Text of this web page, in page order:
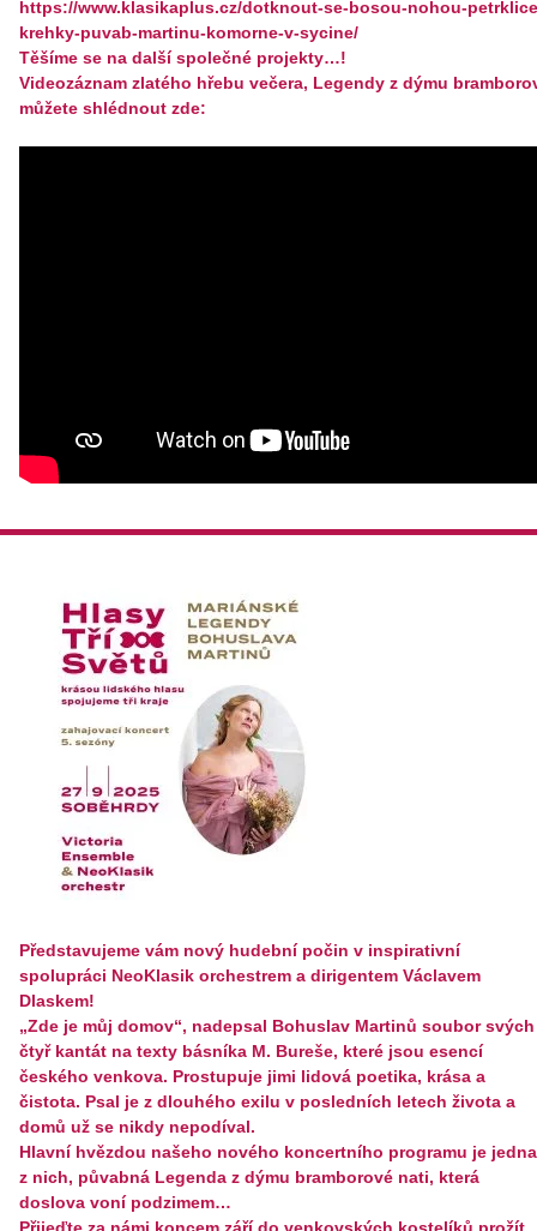
https://www.klasikaplus.cz/dotknout-se-bosou-nohou-
krehky-puvab-martinu-komorne-v-sycine/
Těšíme se na další společné projekty…!
Videozáznam zlatého hřebu večera, Legendy z dýmu
můžete shlédnout zde:
Představujeme vám nový hudební počin v inspirativní
spolupráci NeoKlasik orchestrem a dirigentem Václavem
Dlaskem!
„Zde je můj domov“, nadepsal Bohuslav Martinů soubor svých
čtyř kantát na texty básníka M. Bureše, které jsou esencí
českého venkova. Prostupuje jimi lidová poetika, krása a
čistota. Psal je z dlouhého exilu v posledních letech života a
domů už se nikdy nepodíval.
Hlavní hvězdou našeho nového koncertního programu je jedna
z nich, půvabná Legenda z dýmu bramborové nati, která
doslova voní podzimem…